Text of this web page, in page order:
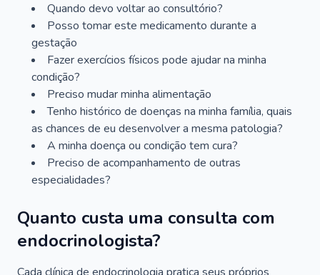
Quando devo voltar ao consultório?
Posso tomar este medicamento durante a
gestação
Fazer exercícios físicos pode ajudar na minha
condição?
Preciso mudar minha alimentação
Tenho histórico de doenças na minha família, quais
as chances de eu desenvolver a mesma patologia?
A minha doença ou condição tem cura?
Preciso de acompanhamento de outras
especialidades?
Quanto custa uma consulta com
endocrinologista?